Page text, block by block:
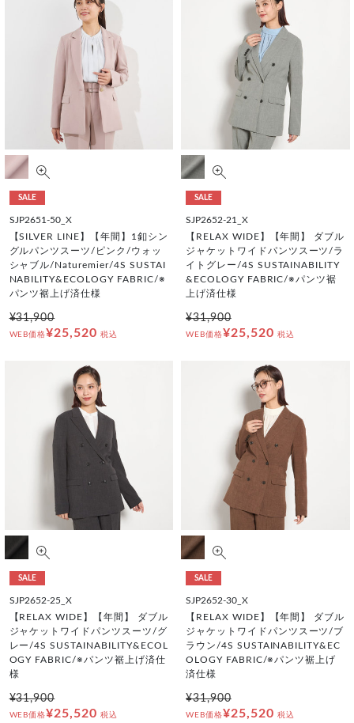
SALE
SJP2651-50_X
【SILVER LINE】【年間】1釦シン
グルパンツスーツ/ピンク/ウォッ
シャブル/Naturemier/4S SUSTAI
NABILITY&ECOLOGY FABRIC/※
パンツ裾上げ済仕様
¥31,900
WEB価格¥25,520 税込
SALE
SJP2652-21_X
【RELAX WIDE】【年間】 ダブル
ジャケットワイドパンツスーツ/ラ
イトグレー/4S SUSTAINABILITY
&ECOLOGY FABRIC/※パンツ裾
上げ済仕様
¥31,900
WEB価格¥25,520 税込
SALE
SJP2652-25_X
【RELAX WIDE】【年間】 ダブル
ジャケットワイドパンツスーツ/グ
レー/4S SUSTAINABILITY&ECOL
OGY FABRIC/※パンツ裾上げ済仕
様
¥31,900
WEB価格¥25,520 税込
SALE
SJP2652-30_X
【RELAX WIDE】【年間】 ダブル
ジャケットワイドパンツスーツ/ブ
ラウン/4S SUSTAINABILITY&EC
OLOGY FABRIC/※パンツ裾上げ
済仕様
¥31,900
WEB価格¥25,520 税込